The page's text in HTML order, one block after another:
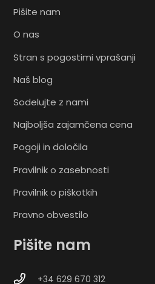
Pišite nam
O nas
Stran s pogostimi vprašanji
Naš blog
Sodelujte z nami
Najboljša zajamčena cena
Pogoji in določila
Pravilnik o zasebnosti
Pravilnik o piškotkih
Pravno obvestilo
Pišite nam
+34 629 670 312